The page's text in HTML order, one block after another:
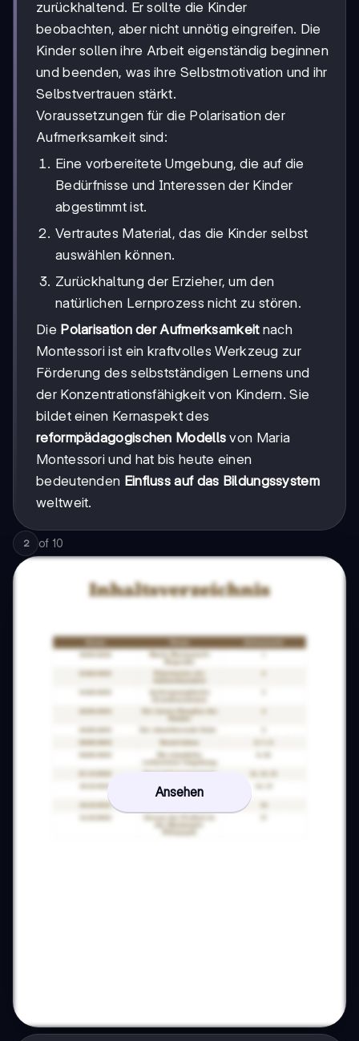
zurückhaltend. Er sollte die Kinder
beobachten, aber nicht unnötig eingreifen. Die
Kinder sollen ihre Arbeit eigenständig beginnen
und beenden, was ihre Selbstmotivation und ihr
Selbstvertrauen stärkt.
Voraussetzungen für die Polarisation der
Aufmerksamkeit sind:
Eine vorbereitete Umgebung, die auf die
Bedürfnisse und Interessen der Kinder
abgestimmt ist.
Vertrautes Material, das die Kinder selbst
auswählen können.
Zurückhaltung der Erzieher, um den
natürlichen Lernprozess nicht zu stören.
Die Polarisation der Aufmerksamkeitnach
Montessori ist ein kraftvolles Werkzeug zur
Förderung des selbstständigen Lernens und
der Konzentrationsfähigkeit von Kindern. Sie
bildet einen Kernaspekt des
reformpädagogischen Modells von Maria
Montessori und hat bis heute einen
bedeutenden Einfluss auf das Bildungssystem
weltweit.
2 of 10
Ansehen